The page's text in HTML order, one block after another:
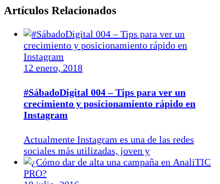
Artículos Relacionados
12 enero, 2018
#SábadoDigital 004 – Tips para ver un
crecimiento y posicionamiento rápido en
Instagram
Actualmente Instagram es una de las redes
sociales más utilizadas, joven y